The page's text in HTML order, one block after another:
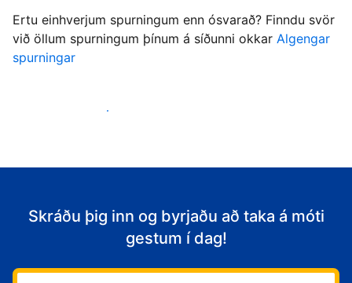
Ertu einhverjum spurningum enn ósvarað? Finndu svör
við öllum spurningum þínum á síðunni okkar Algengar
spurningar
Byrja að taka á móti gestum
Skráðu þig inn og byrjaðu að taka á móti
gestum í dag!